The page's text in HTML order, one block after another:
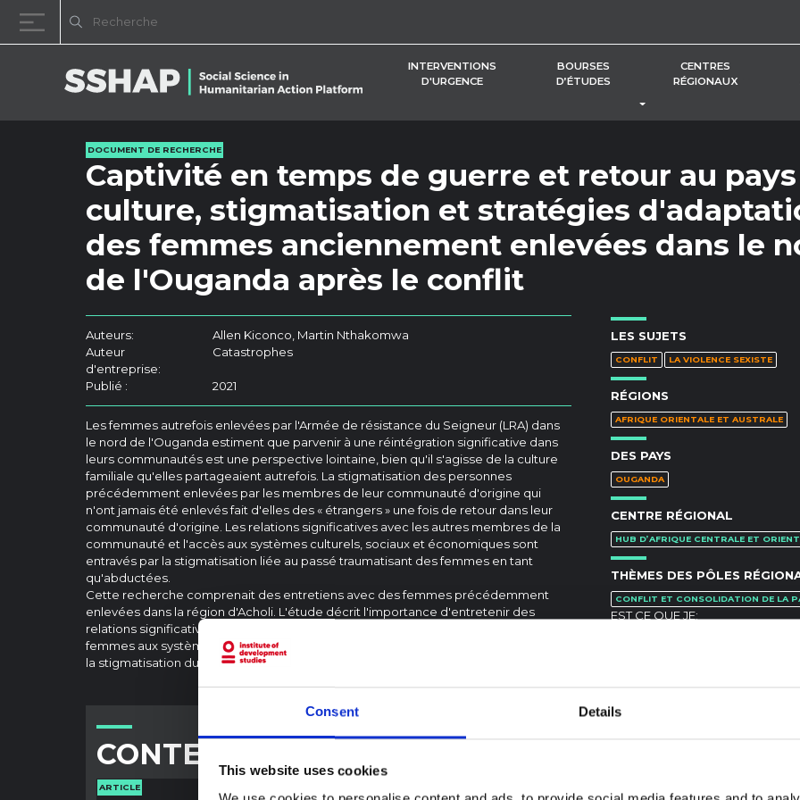
Consent Details
This website uses cookies
INTERVENTIONS
D'URGENCE
BOURSES
D’ÉTUDES
CENTRES
RÉGIONAUX
BASCULER LE MENU
DOCUMENT DE RECHERCHE
Captivité en temps de guerre et retour au pays
culture, stigmatisation et stratégies
des femmes anciennement enlevées dans le
de l'Ouganda après le conflit
Auteurs:
Allen Kiconco, Martin Nthakomwa
Auteur
d'entreprise:
Catastrophes
Publié : 2021
Les femmes autrefois enlevées par l'Armée de résistance du Seigneur (LRA) dans
le nord de l'Ouganda estiment que parvenir à une réintégration significative dans
leurs communautés est une perspective lointaine, bien qu'il s'agisse de la culture
familiale qu'elles partageaient autrefois. La stigmatisation des personnes
précédemment enlevées par les membres de leur communauté d'origine qui
n'ont jamais été enlevés fait d'elles des « étrangers » une fois de retour dans leur
communauté d'origine. Les relations significatives avec les autres membres de la
communauté et l'accès aux systèmes culturels, sociaux et économiques sont
entravés par la stigmatisation liée au passé traumatisant des femmes en tant
qu'abductées.
Cette recherche comprenait des entretiens avec des femmes précédemment
enlevées dans la région d'Acholi. L'étude décrit l'importance d'entretenir des
relations significatives avec les autres membres de la communauté. L'accès des
femmes aux systèmes culturels, sociaux et économiques est toutefois entravé par
la stigmatisation du fait qu'elles ont été enlevées auparavant.
LES SUJETS
CONFLIT LA VIOLENCE SEXISTE
RÉGIONS
AFRIQUE ORIENTALE ET AUSTRALE
DES PAYS
OUGANDA
CENTRE RÉGIONAL
HUB D’AFRIQUE CENTRALE ET
THÈMES DES PÔLES
CONFLIT ET CONSOLIDATION DE LA
EST CE QUE JE:
CONTENU ASSOCIÉ
ARTICLE